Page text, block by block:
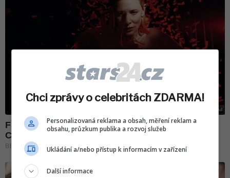
Chci zprávy o celebritách ZDARMA!
Personalizovaná reklama a obsah, měření reklam a
obsahu, průzkum publika a rozvoj služeb
Ukládání a/nebo přístup k informacím v zařízení
Další informace